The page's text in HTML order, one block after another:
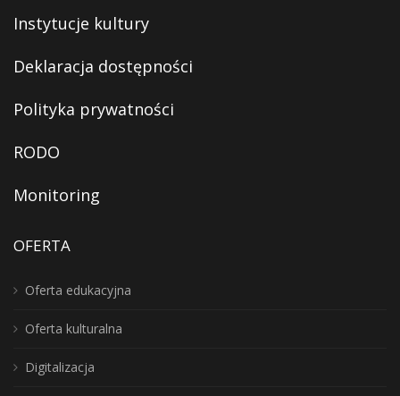
Instytucje kultury
Deklaracja dostępności
Polityka prywatności
RODO
Monitoring
OFERTA
Oferta edukacyjna
Oferta kulturalna
Digitalizacja